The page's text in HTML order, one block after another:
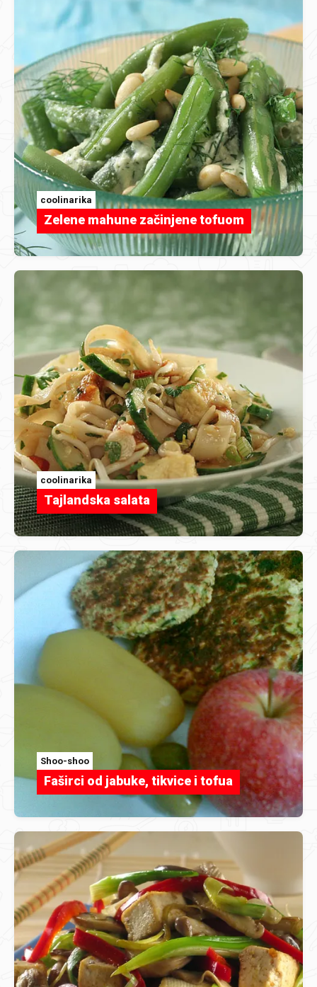
coolinarika
Zelene mahune začinjene tofuom
coolinarika
Tajlandska salata
Shoo-shoo
Faširci od jabuke, tikvice i tofua